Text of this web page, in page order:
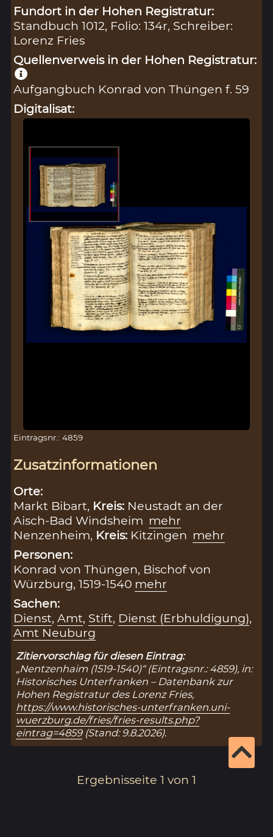
Fundort in der Hohen Registratur:
Standbuch 1012, Folio: 134r, Schreiber:
Lorenz Fries
Quellenverweis in der Hohen Registratur:
Aufgangbuch Konrad von Thüngen f. 59
Digitalisat:
Eintragsnr.: 4859
Zusatzinformationen
Orte:
Markt Bibart, Kreis: Neustadt an der
Aisch-Bad Windsheim mehr
Nenzenheim, Kreis: Kitzingen mehr
Personen:
Konrad von Thüngen, Bischof von
Würzburg, 1519-1540 mehr
Sachen:
Dienst,Amt, Stift, Dienst (Erbhuldigung),
Amt Neuburg
Zitiervorschlag für diesen Eintrag:
„Nentzenhaim (1519-1540)“ (Eintragsnr.: 4859), in:
Historisches Unterfranken – Datenbank zur
Hohen Registratur des Lorenz Fries,
https://www.historisches-unterfranken.uni-
wuerzburg.de/fries/fries-results.php?
eintrag=4859(Stand: 9.8.2026).
Ergebnisseite 1 von 1